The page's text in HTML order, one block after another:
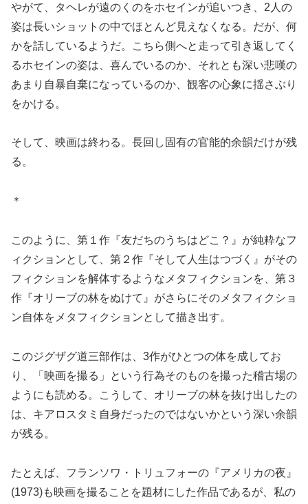
やがて、タヘレが遠のくのをホセインが追いつき、2人の
姿は長いショットの中でほとんど見えなくなる。だが、何
かを話しているようだ。こちら側へと走って引き返してく
るホセインの姿は、喜んでいるのか、それとも深い悲嘆の
あまり自暴自棄になっているのか、観客の心象に揺さぶり
をかける。
そして、映画は終わる。長回し固有の官能的余韻だけが残
る。
＊
このように、第１作『友だちのうちはどこ？』が純粋なフ
ィクションとして、第２作『そして人生はつづく』がその
フィクションを解体するようなメタフィクションを、第３
作『オリーブの林をぬけて』がさらにそのメタフィクショ
ン自体をメタフィクションとして描き出す。
このジグザグ道三部作は、3作がひとつの体を成してお
り、「映画を撮る」という行為そのものを撮った稽古場の
ようにも読める。こうして、オリーブの林を抜け出したの
は、キアロスタミ自身だったのではないかという深い余韻
が残る。
たとえば、フランソワ・トリュフォーの『アメリカの夜』
(1973)も映画を撮ることを題材にした作品であるが、私の